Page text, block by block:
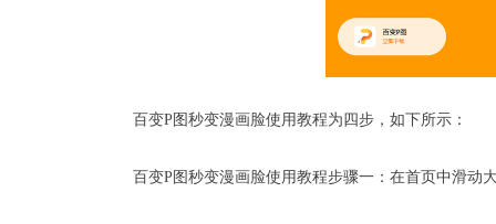
百变P图 秒变漫画脸使用教程为四步，如下所示：
百变P图秒变漫画脸使用教程步骤一：在首页中滑动